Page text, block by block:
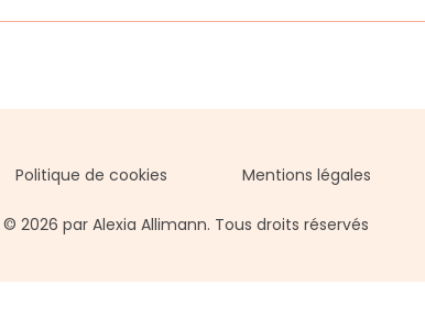
Politique de cookies Mentions légales
© 2026 par Alexia Allimann. Tous droits réservés